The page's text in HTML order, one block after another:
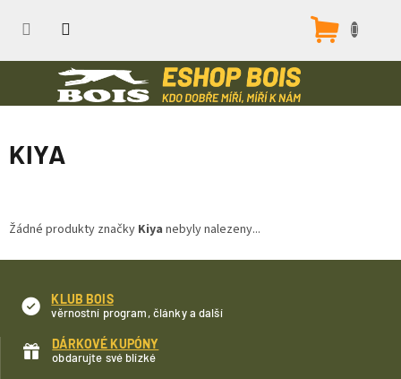
KIYA
Žádné produkty značky Kiya nebyly nalezeny...
KLUB BOIS
věrnostní program, články a další
DÁRKOVÉ KUPÓNY
obdarujte své blízké